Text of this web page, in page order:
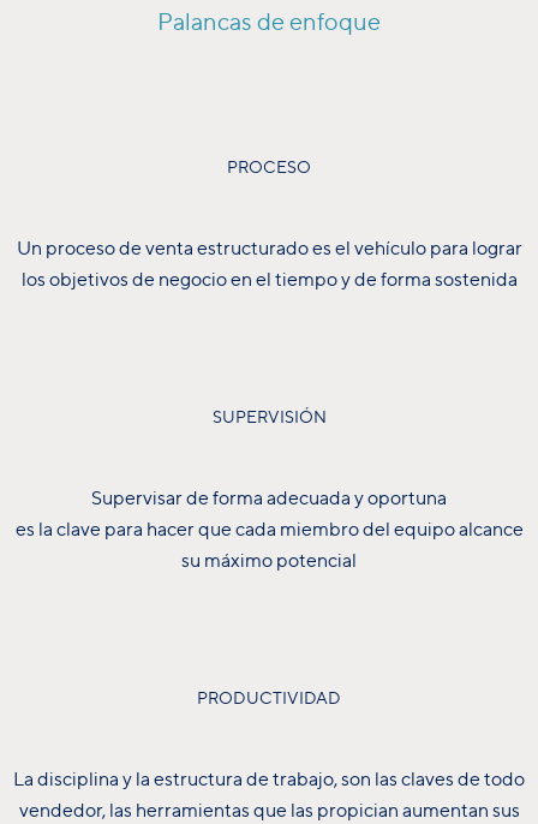
Palancas de enfoque
PROCESO
Un proceso de venta estructurado es el vehículo para lograr
los objetivos de negocio en el tiempo y de forma sostenida
SUPERVISIÓN
Supervisar de forma adecuada y oportuna
es la clave para hacer que cada miembro del equipo alcance
su máximo potencial
PRODUCTIVIDAD
La disciplina y la estructura de trabajo, son las claves de todo
vendedor, las herramientas que las propician aumentan sus